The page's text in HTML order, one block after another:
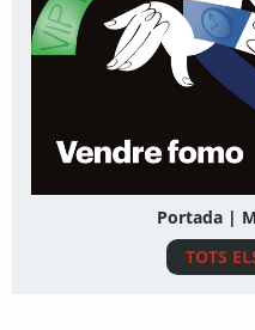
Portada |
TOTS